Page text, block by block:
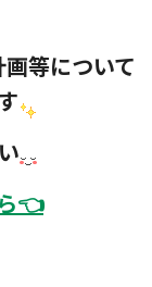
等について
👈